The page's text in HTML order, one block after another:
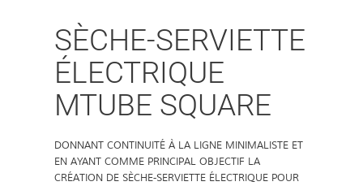
SÈCHE-SERVIETTE
ÉLECTRIQUE
MTUBE SQUARE
DONNANT CONTINUITÉ À LA LIGNE MINIMALISTE ET
EN AYANT COMME PRINCIPAL OBJECTIF LA
CRÉATION DE SÈCHE-SERVIETTE ÉLECTRIQUE POUR
NOUVELLES
À PROPOS
CONTACT